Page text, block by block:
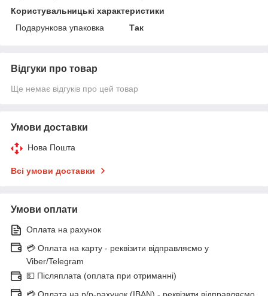
Користувальницькі характеристики
Подарункова упаковка
Так
Відгуки про товар
Ще немає відгуків про цей товар
Умови доставки
Нова Пошта
Всі умови доставки
Умови оплати
Оплата на рахунок
💳 Оплата на карту - реквізити відправляємо у
Viber/Telegram
💵 Післяплата (оплата при отриманні)
💳 Оплата на р/р-рахунок (IBAN) - реквізити відправляємо